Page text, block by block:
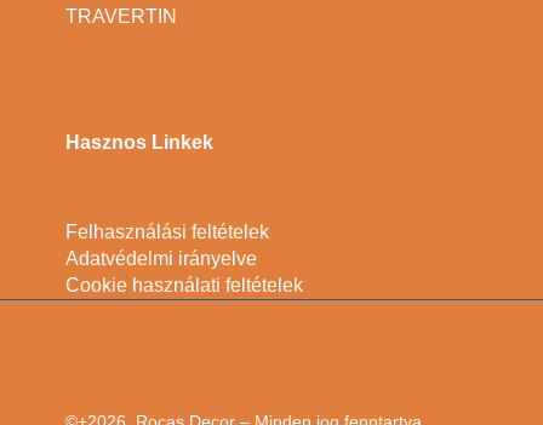
TRAVERTIN
Hasznos Linkek
Felhasználási feltételek
Adatvédelmi irányelve
Cookie használati feltételek